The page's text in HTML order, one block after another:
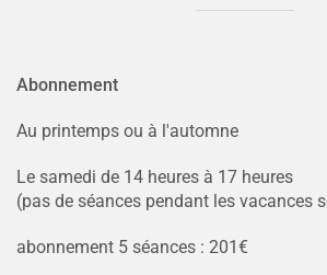
Abonnement
Au printemps ou à l'automne
Le samedi de 14 heures à 17 heures
(pas de séances pendant les vacances
abonnement 5 séances : 201€